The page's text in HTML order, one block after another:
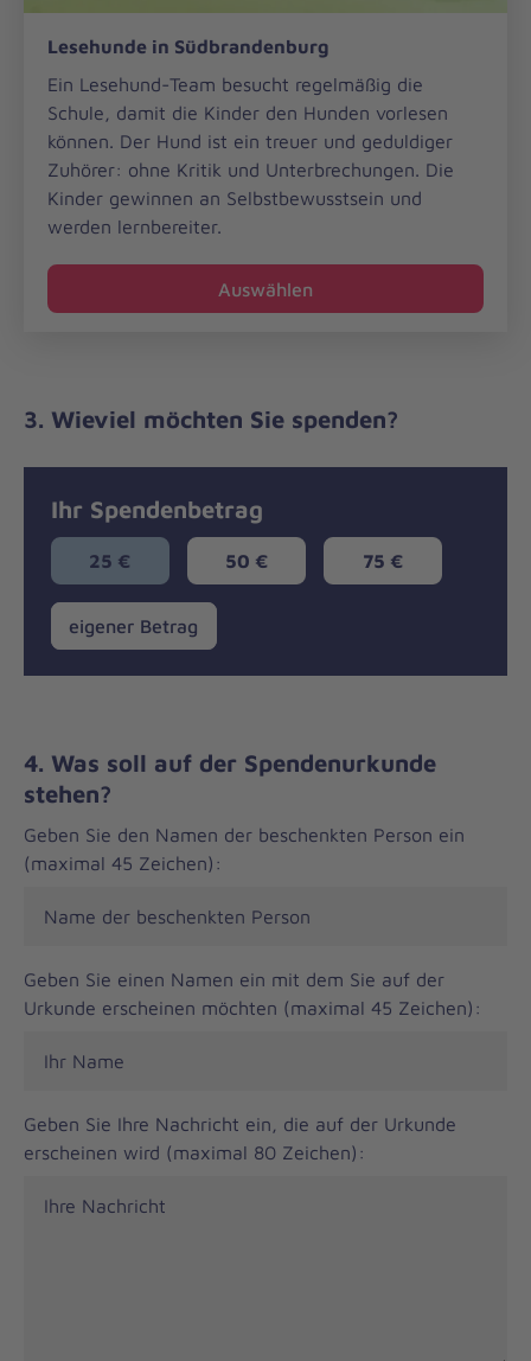
Lesehunde in Südbrandenburg
Ein Lesehund-Team besucht regelmäßig die
Schule, damit die Kinder den Hunden vorlesen
können. Der Hund ist ein treuer und geduldiger
Zuhörer: ohne Kritik und Unterbrechungen. Die
Kinder gewinnen an Selbstbewusstsein und
werden lernbereiter.
Auswählen
in
Südbrandenburg
3. Wieviel möchten Sie spenden?
Ihr Spendenbetrag
25 € 50 € 75 €
eigener
Betrag
eigener Betrag
4. Was soll auf der Spendenurkunde
stehen?
Geben Sie den Namen der beschenkten Person ein
(maximal 45 Zeichen):
Geben Sie einen Namen ein mit dem Sie auf der
Urkunde erscheinen möchten (maximal 45 Zeichen):
Geben Sie Ihre Nachricht ein, die auf der Urkunde
erscheinen wird (maximal 80 Zeichen):